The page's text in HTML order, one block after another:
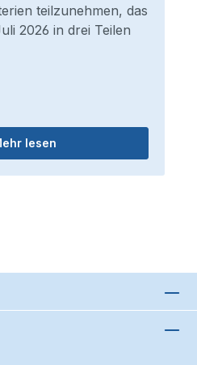
teilzunehmen, das
2026 in drei Teilen
lesen